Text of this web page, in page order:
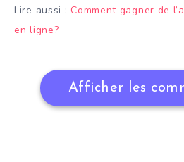
Lire aussi : Comment gagner de
en ligne?
Afficher les